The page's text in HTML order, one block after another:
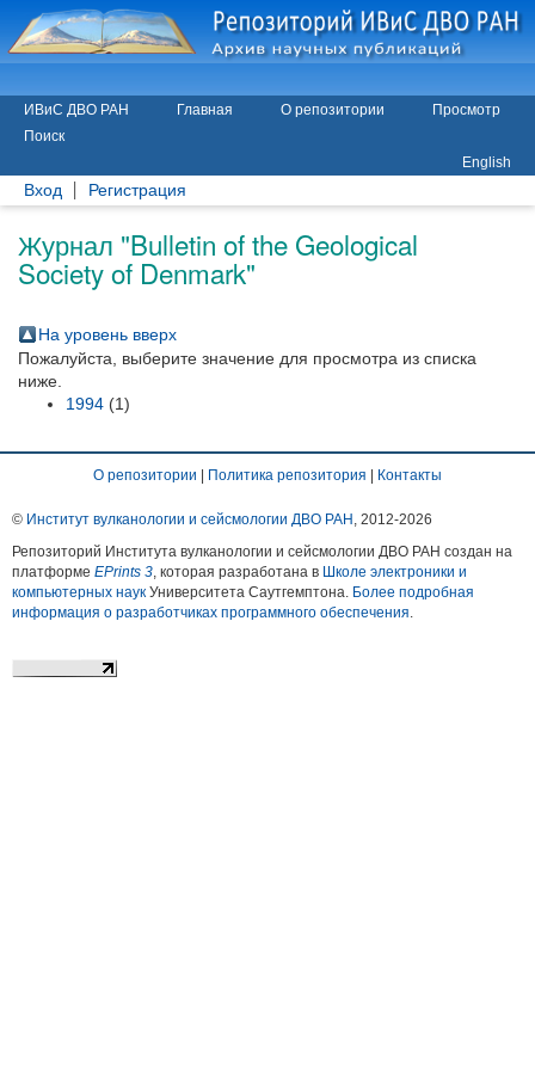
ИВиС ДВО РАН Главная О репозитории
Просмотр
Поиск
English
Вход Регистрация
Журнал "Bulletin of the Geological
Society of Denmark"
На уровень вверх
Пожалуйста, выберите значение для просмотра из списка
ниже.
1994 (1)
О репозитории Политика репозитория Контакты
© Институт вулканологии и сейсмологии ДВО РАН , 2012-2026
Репозиторий Института вулканологии и сейсмологии ДВО РАН создан на
платформе EPrints 3, которая разработана в Школе электроники и
компьютерных наук Университета Саутгемптона. Более подробная
информация о разработчиках программного обеспечения.